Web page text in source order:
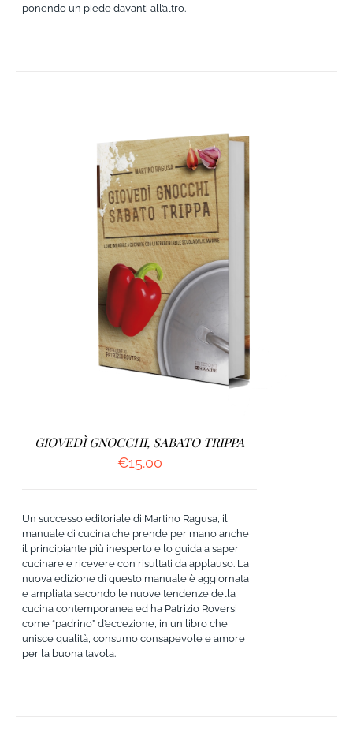
ponendo un piede davanti all’altro.
AGGIUNGI AL CARRELLO /
GIOVEDÌ GNOCCHI, SABATO TRIPPA
€15.00
Un successo editoriale di Martino Ragusa, il
manuale di cucina che prende per mano anche
il principiante più inesperto e lo guida a saper
cucinare e ricevere con risultati da applauso. La
nuova edizione di questo manuale è aggiornata
e ampliata secondo le nuove tendenze della
cucina contemporanea ed ha Patrizio Roversi
come “padrino” d’eccezione, in un libro che
unisce qualità, consumo consapevole e amore
per la buona tavola.